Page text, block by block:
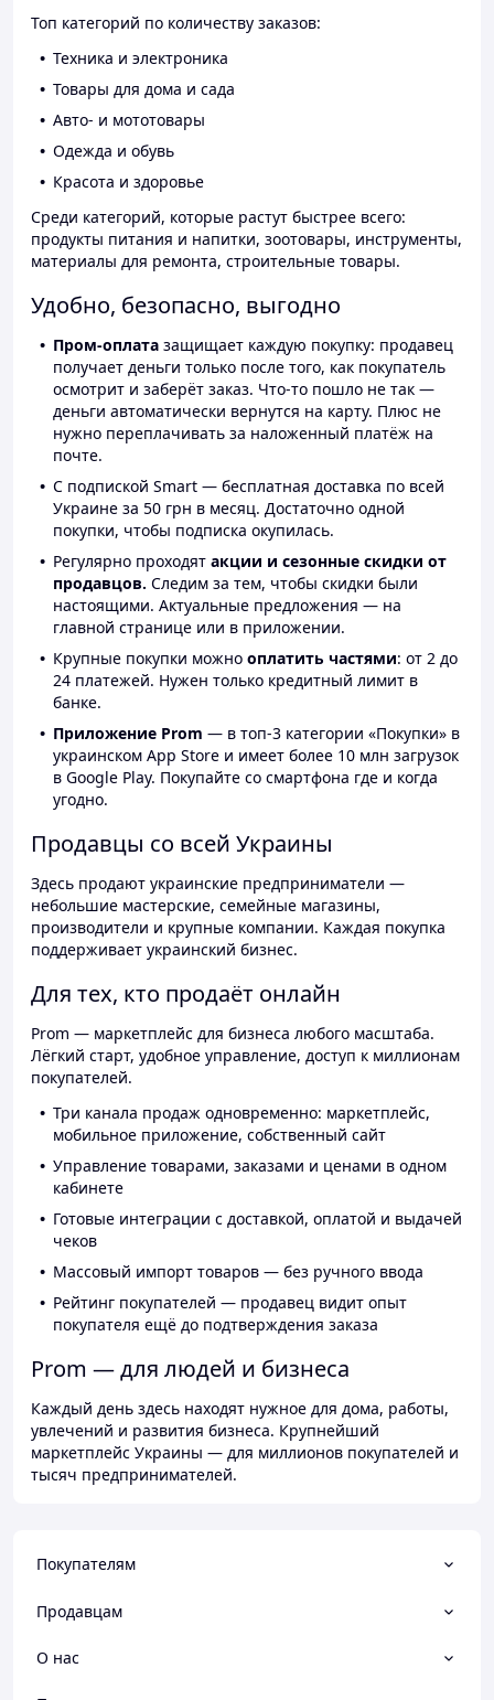
Топ категорий по количеству заказов:
Техника и электроника
Товары для дома и сада
Авто- и мототовары
Одежда и обувь
Красота и здоровье
Среди категорий, которые растут быстрее всего:
продукты питания и напитки, зоотовары, инструменты,
материалы для ремонта, строительные товары.
Удобно, безопасно, выгодно
Пром-оплата защищает каждую покупку: продавец
получает деньги только после того, как покупатель
осмотрит и заберёт заказ. Что-то пошло не так —
деньги автоматически вернутся на карту. Плюс не
нужно переплачивать за наложенный платёж на
почте.
С подпиской Smart — бесплатная доставка по всей
Украине за 50 грн в месяц. Достаточно одной
покупки, чтобы подписка окупилась.
Регулярно проходят акции и сезонные скидки от
продавцов. Следим за тем, чтобы скидки были
настоящими. Актуальные предложения — на
главной странице или в приложении.
Крупные покупки можно оплатить частями: от 2 до
24 платежей. Нужен только кредитный лимит в
банке.
Приложение Prom — в топ-3 категории «Покупки» в
украинском App Store и имеет более 10 млн загрузок
в Google Play. Покупайте со смартфона где и когда
угодно.
Продавцы со всей Украины
Здесь продают украинские предприниматели —
небольшие мастерские, семейные магазины,
производители и крупные компании. Каждая покупка
поддерживает украинский бизнес.
Для тех, кто продаёт онлайн
Prom — маркетплейс для бизнеса любого масштаба.
Лёгкий старт, удобное управление, доступ к миллионам
покупателей.
Три канала продаж одновременно: маркетплейс,
мобильное приложение, собственный сайт
Управление товарами, заказами и ценами в одном
кабинете
Готовые интеграции с доставкой, оплатой и выдачей
чеков
Массовый импорт товаров — без ручного ввода
Рейтинг покупателей — продавец видит опыт
покупателя ещё до подтверждения заказа
Prom — для людей и бизнеса
Каждый день здесь находят нужное для дома, работы,
увлечений и развития бизнеса. Крупнейший
маркетплейс Украины — для миллионов покупателей и
тысяч предпринимателей.
Покупателям
Продавцам
О нас